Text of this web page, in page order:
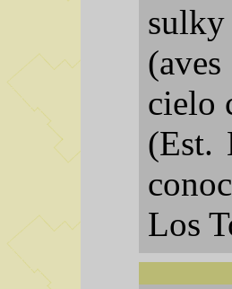
cielo
(Est.
Los